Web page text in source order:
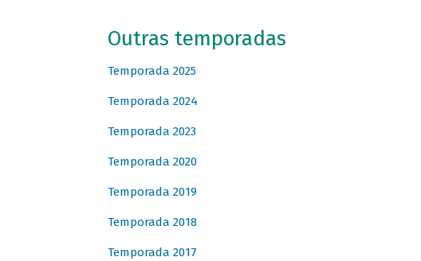
Outras temporadas
Temporada 2025
Temporada 2024
Temporada 2023
Temporada 2020
Temporada 2019
Temporada 2018
Temporada 2017